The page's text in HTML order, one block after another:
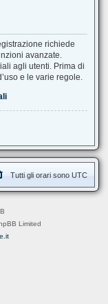
richiede
avanzate.
agli utenti. Prima di
e le varie regole.
Tutti gli orari sono UTC
Limited